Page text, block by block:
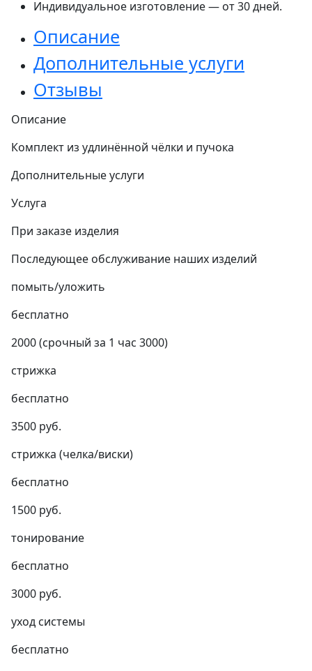
Индивидуальное изготовление — от 30 дней.
Описание
Дополнительные услуги
Отзывы
Описание
Комплект из удлинённой чёлки и пучока
Дополнительные услуги
Услуга
При заказе изделия
Последующее обслуживание наших изделий
помыть/уложить
бесплатно
2000 (срочный за 1 час 3000)
стрижка
бесплатно
3500 руб.
стрижка (челка/виски)
бесплатно
1500 руб.
тонирование
бесплатно
3000 руб.
уход системы
бесплатно